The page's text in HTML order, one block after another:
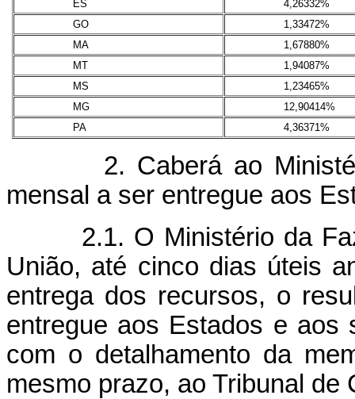
ES
4,26332%
GO
1,33472%
MA
1,67880%
MT
1,94087%
MS
1,23465%
MG
12,90414%
PA
4,36371%
2. Caberá ao Ministério
mensal a ser entregue aos
2.1. O Ministério da
União, até cinco dias úteis
entrega dos recursos, o
entregue aos Estados e aos
com o detalhamento da
mesmo prazo, ao Tribunal de